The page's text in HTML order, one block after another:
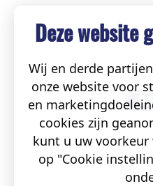
Deze website
Wij en derde
onze website voor
en
cookies zijn
kunt u uw
op "Cookie